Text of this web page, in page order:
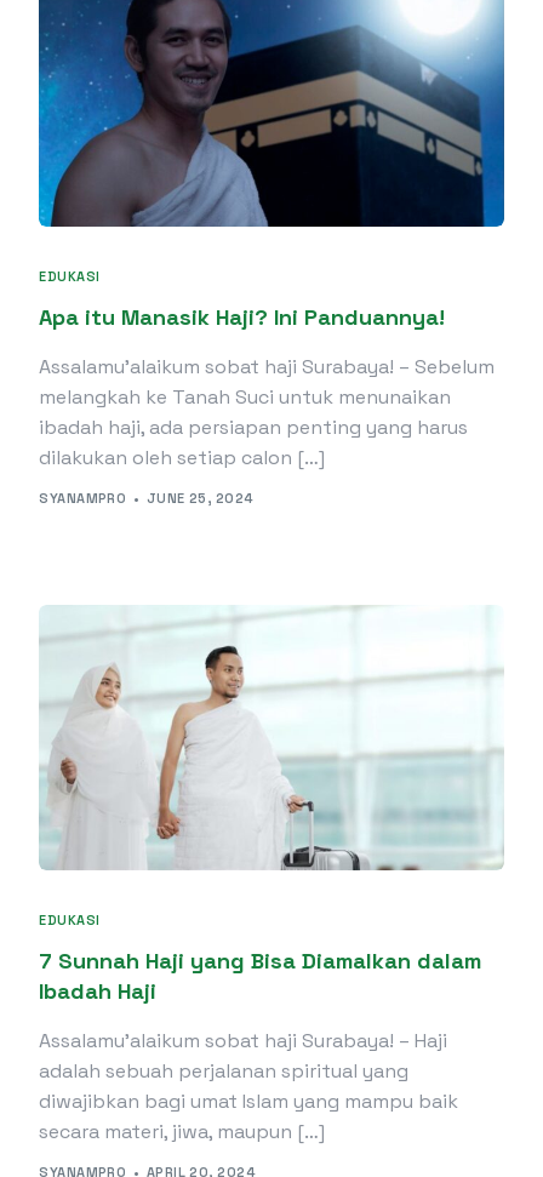
EDUKASI
Apa itu Manasik Haji? Ini Panduannya!
Assalamu’alaikum sobat haji Surabaya! – Sebelum
melangkah ke Tanah Suci untuk menunaikan
ibadah haji, ada persiapan penting yang harus
dilakukan oleh setiap calon […]
SYANAMPRO JUNE 25, 2024
EDUKASI
7 Sunnah Haji yang Bisa Diamalkan dalam
Ibadah Haji
Assalamu’alaikum sobat haji Surabaya! – Haji
adalah sebuah perjalanan spiritual yang
diwajibkan bagi umat Islam yang mampu baik
secara materi, jiwa, maupun […]
SYANAMPRO APRIL 20, 2024